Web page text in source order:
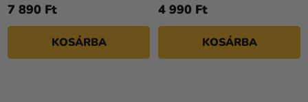
7 890 Ft
KOSÁRBA
4 990 Ft
KOSÁRBA